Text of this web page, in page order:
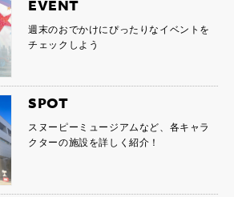
EVENT
週末のおでかけにぴったりなイベントを
チェックしよう
SPOT
スヌーピーミュージアムなど、各キャラ
クターの施設を詳しく紹介！